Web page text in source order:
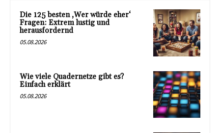
Die 125 besten ‚Wer würde eher‘
Fragen: Extrem lustig und
herausfordernd
05.08.2026
Wie viele Quadernetze gibt es?
Einfach erklärt
05.08.2026